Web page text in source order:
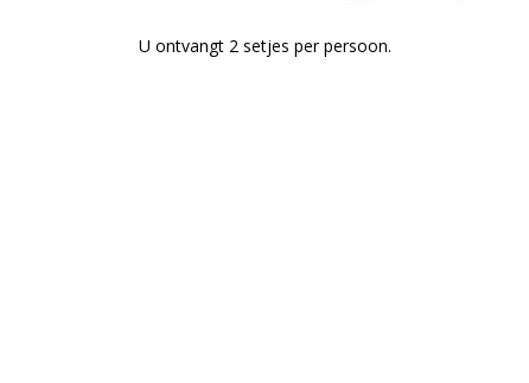
U ontvangt 2 setjes per persoon.